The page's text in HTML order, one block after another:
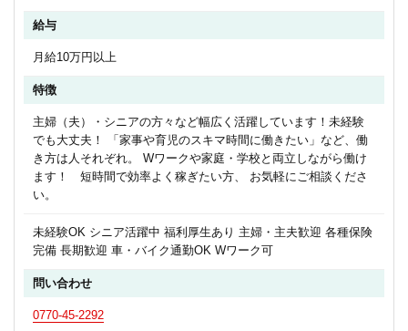
給与
月給10万円以上
特徴
主婦（夫）・シニアの方々など幅広く活躍しています！未経験
でも大丈夫！ 「家事や育児のスキマ時間に働きたい」など、働
き方は人それぞれ。 Wワークや家庭・学校と両立しながら働け
ます！ 短時間で効率よく稼ぎたい方、 お気軽にご相談くださ
い。
未経験OK シニア活躍中 福利厚生あり 主婦・主夫歓迎 各種保険
完備 長期歓迎 車・バイク通勤OK Wワーク可
問い合わせ
0770-45-2292